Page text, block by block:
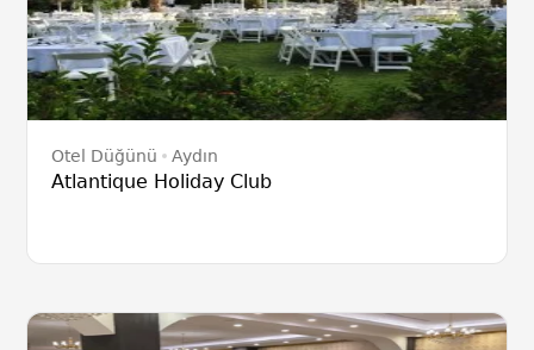
Otel Düğünü Aydın
Atlantique Holiday Club